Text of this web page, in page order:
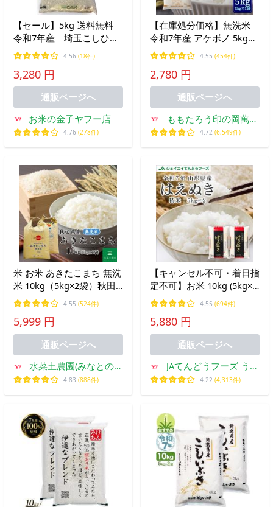
【セール】5kg 送料無料
令和7年産 埼玉こしひか
り
4.56 (18件)
3,280 円
通販ページへ
お米の金子ヤフー店
4.76 (278件)
【在庫処分価格】無洗米
令和7年産 アケボノ 5kg
(5kg×1袋) 岡山県産 米 お
米 送料無料
4.55 (454件)
2,780 円
通販ページへ
ももたろう印の岡萬米
市場
4.72 (6,549件)
米 お米 あきたこまち 無洗
米 10kg（5kg×2袋）秋田
県産 農家直送（選べるプ
レゼント付き） 令和7年産
4.55 (524件)
5,999 円
通販ページへ
水菜土農園(みなとのう
えん)
4.83 (888件)
【キャンセル不可・着日指
定不可】お米 10kg (5kg×2
袋) はえぬき 山形県産 令
和7年産 精米 お米 単一原
料米 爆買 rhn1007
4.55 (694件)
5,880 円
通販ページへ
JAてんどうフーズ うま
いもの通販
4.22 (4,313件)